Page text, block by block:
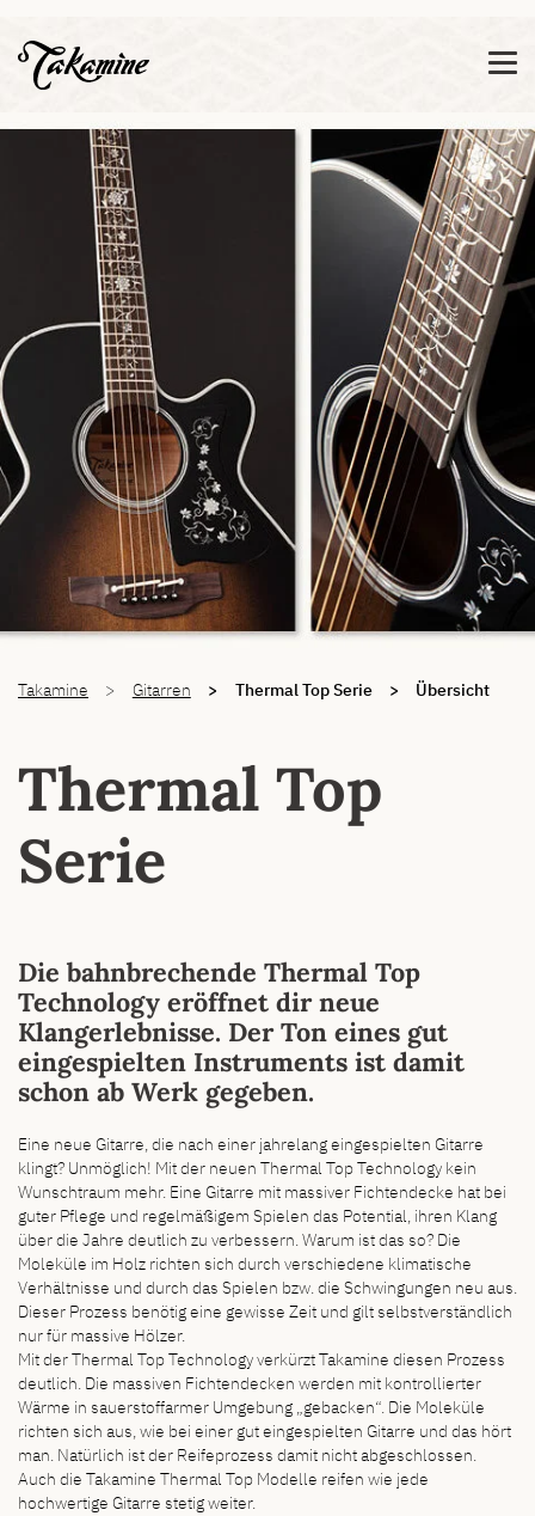
Diese Meldung nicht mehr anzeigen
Takamine Gitarren Thermal Top Serie Übersicht
Thermal Top
Serie
Die bahnbrechende Thermal Top
Technology eröffnet dir neue
Klangerlebnisse. Der Ton eines gut
eingespielten Instruments ist damit
schon ab Werk gegeben.
Eine neue Gitarre, die nach einer jahrelang eingespielten Gitarre
klingt? Unmöglich! Mit der neuen Thermal Top Technology kein
Wunschtraum mehr. Eine Gitarre mit massiver Fichtendecke hat bei
guter Pflege und regelmäßigem Spielen das Potential, ihren Klang
über die Jahre deutlich zu verbessern. Warum ist das so? Die
Moleküle im Holz richten sich durch verschiedene klimatische
Verhältnisse und durch das Spielen bzw. die Schwingungen neu aus.
Dieser Prozess benötig eine gewisse Zeit und gilt selbstverständlich
nur für massive Hölzer.
Mit der Thermal Top Technology verkürzt Takamine diesen Prozess
deutlich. Die massiven Fichtendecken werden mit kontrollierter
Wärme in sauerstoffarmer Umgebung „gebacken“. Die Moleküle
richten sich aus, wie bei einer gut eingespielten Gitarre und das hört
man. Natürlich ist der Reifeprozess damit nicht abgeschlossen.
Auch die Takamine Thermal Top Modelle reifen wie jede
hochwertige Gitarre stetig weiter.